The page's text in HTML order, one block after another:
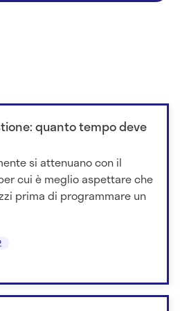
quanto tempo deve
si attenuano con il
cui è meglio aspettare che
prima di programmare un